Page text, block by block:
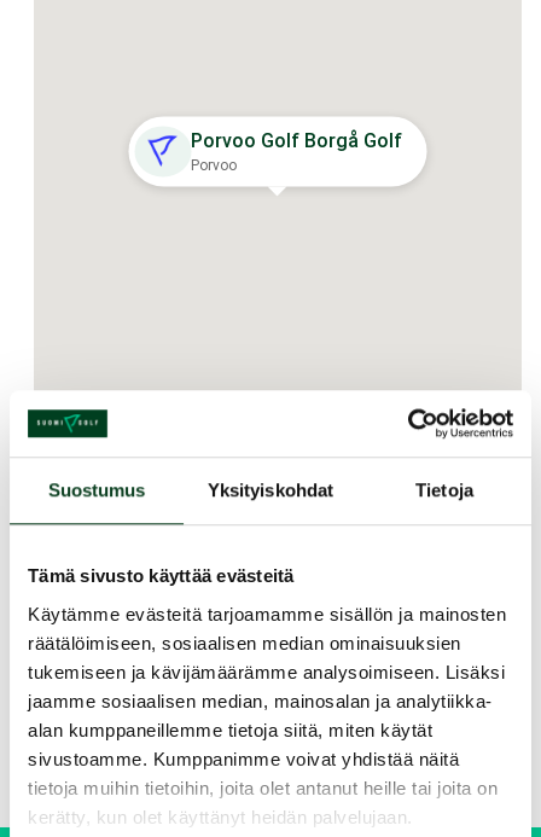
Suostumus Yksityiskohdat Tietoja
Tämä sivusto käyttää evästeitä
Käytämme evästeitä tarjoamamme sisällön ja mainosten
räätälöimiseen, sosiaalisen median ominaisuuksien
tukemiseen ja kävijämäärämme analysoimiseen. Lisäksi
jaamme sosiaalisen median, mainosalan ja analytiikka-
alan kumppaneillemme tietoja siitä, miten käytät
sivustoamme. Kumppanimme voivat yhdistää näitä
tietoja muihin tietoihin, joita olet antanut heille tai joita on
kerätty, kun olet käyttänyt heidän palvelujaan.
Porvoo Golf Borgå Golf
Porvoo
Kurssin kuvaus
Harjoittelemme peruslyönnit. Käymme läpi
myös käytännönosuus kentällä. 89€ / pelaaja
sis. opetus, pallot, green card ja lainamailat
kurssin aikana.
Jaa kurssi kaverille
Siirry takaisin hakuun